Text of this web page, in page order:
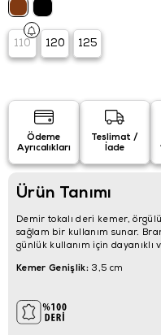
110 120 125
Ödeme
Ayrıcalıkları
Teslimat /
İade
Ürün Tanımı
Demir tokalı deri kemer,
sağlam bir kullanım sunar.
günlük kullanım için dayanıklı
Kemer Genişlik:3,5 cm